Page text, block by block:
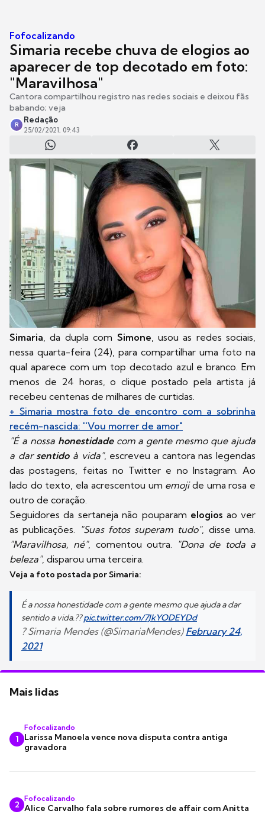
Fofocalizando
Simaria recebe chuva de elogios ao
aparecer de top decotado em foto:
"Maravilhosa"
Cantora compartilhou registro nas redes sociais e deixou fãs
babando; veja
R
Redação
25/02/2021, 09:43
Simaria, da dupla com Simone, usou as redes sociais,
nessa quarta-feira (24), para compartilhar uma foto na
qual aparece com um top decotado azul e branco. Em
menos de 24 horas, o clique postado pela artista já
recebeu centenas de milhares de curtidas.
+ Simaria mostra foto de encontro com a sobrinha
recém-nascida: ''Vou morrer de amor"
"É a nossa honestidade com a gente mesmo que ajuda
a darsentidoà vida", escreveu a cantora nas legendas
das postagens, feitas no Twitter e no Instagram. Ao
lado do texto, ela acrescentou um emojide uma rosa e
outro de coração.
Seguidores da sertaneja não pouparam elogios ao ver
as publicações. "Suas fotos superam tudo", disse uma.
"Maravilhosa, né", comentou outra. "Dona de toda a
beleza", disparou uma terceira.
Veja a foto postada por Simaria:
É a nossa honestidade com a gente mesmo que ajuda a dar
sentido a vida.??pic.twitter.com/7JkYODEYDd
? Simaria Mendes (@SimariaMendes) February 24,
2021
Mais lidas
1
Fofocalizando
Larissa Manoela vence nova disputa contra antiga
gravadora
2
Fofocalizando
Alice Carvalho fala sobre rumores de affair com Anitta